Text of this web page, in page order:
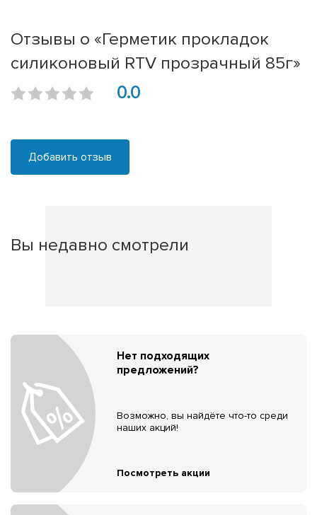
Отзывы о «Герметик прокладок
силиконовый RTV прозрачный 85г»
0.0
Добавить отзыв
Вы недавно смотрели
Нет подходящих
предложений?
Возможно, вы найдёте что-то среди
наших акций!
Посмотреть акции